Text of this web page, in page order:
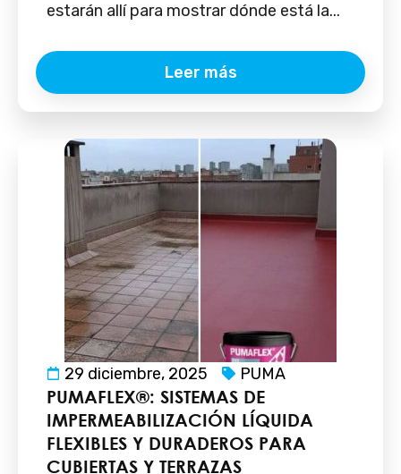
estarán allí para mostrar dónde está la...
Leer más
29 diciembre, 2025 PUMA
PUMAFLEX®: SISTEMAS DE
IMPERMEABILIZACIÓN LÍQUIDA
FLEXIBLES Y DURADEROS PARA
CUBIERTAS Y TERRAZAS